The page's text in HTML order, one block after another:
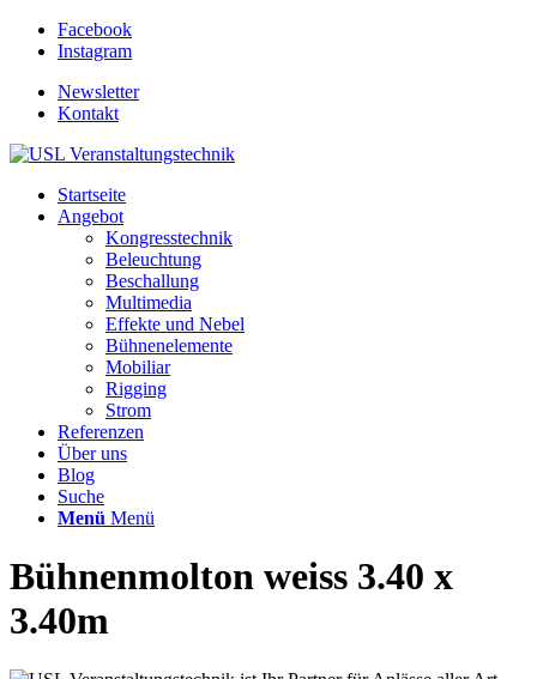
Facebook
Instagram
Newsletter
Kontakt
Startseite
Angebot
Kongresstechnik
Beleuchtung
Beschallung
Multimedia
Effekte und Nebel
Bühnenelemente
Mobiliar
Rigging
Strom
Referenzen
Über uns
Blog
Suche
Menü Menü
Bühnenmolton weiss 3.40 x
3.40m